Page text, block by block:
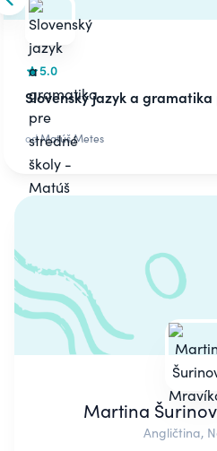
Skip to previous slide
5.0
Slovenský jazyk a
odMatúš Metes
Martina
Angličtina,